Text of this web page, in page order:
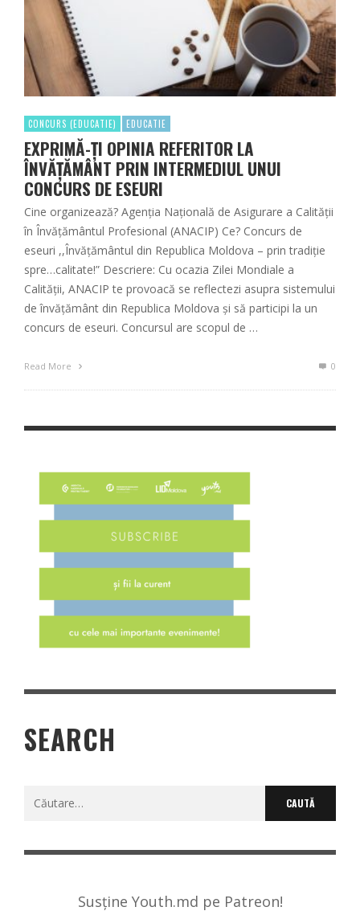
CONCURS (EDUCATIE) EDUCATIE
EXPRIMĂ-ȚI OPINIA REFERITOR LA
ÎNVĂȚĂMÂNT PRIN INTERMEDIUL UNUI
CONCURS DE ESEURI
Cine organizează? Agenția Națională de Asigurare a Calității
în Învățământul Profesional (ANACIP) Ce? Concurs de
eseuri ,,Învățământul din Republica Moldova – prin tradiție
spre…calitate!” Descriere: Cu ocazia Zilei Mondiale a
Calității, ANACIP te provoacă se reflectezi asupra sistemului
de învățământ din Republica Moldova și să participi la un
concurs de eseuri. Concursul are scopul de …
Read More 0
SEARCH
Caută
Susține Youth.md pe Patreon!